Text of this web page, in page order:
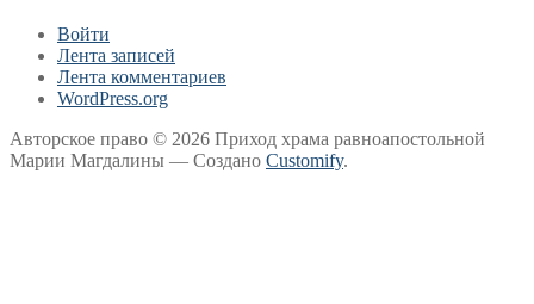
Войти
Лента записей
Лента комментариев
WordPress.org
Авторское право © 2026 Приход храма равноапостольной
Марии Магдалины — Создано Customify.